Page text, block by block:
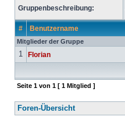
Gruppenbeschreibung:
# Benutzername
Mitglieder der Gruppe
1 Florian
Seite 1 von 1 [ 1 Mitglied ]
Foren-Übersicht